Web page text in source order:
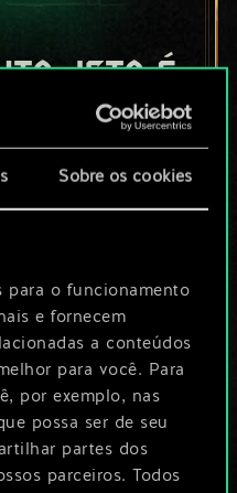
Sobre os cookies
para o funcionamento
e fornecem
a conteúdos
para você. Para
por exemplo, nas
possa ser de seu
partes dos
parceiros. Todos
isto é
conjunto
dá para
mais!
baralho e crie